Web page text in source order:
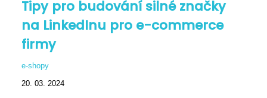
Tipy pro budování silné značky
na LinkedInu pro e-commerce
firmy
e-shopy
20. 03. 2024